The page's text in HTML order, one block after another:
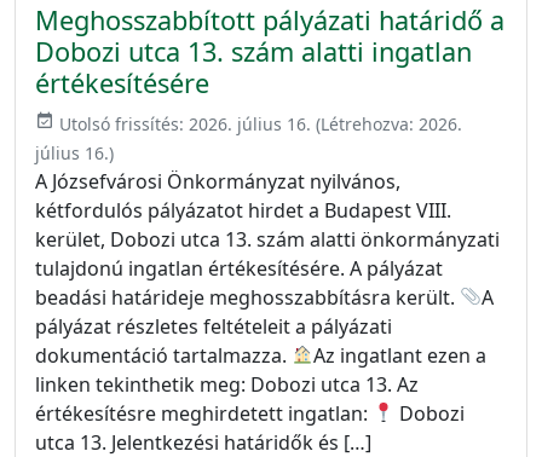
Meghosszabbított pályázati határidő a
Dobozi utca 13. szám alatti ingatlan
értékesítésére
event_available Utolsó frissítés: 2026. július 16. (Létrehozva: 2026.
július 16.)
A Józsefvárosi Önkormányzat nyilvános,
kétfordulós pályázatot hirdet a Budapest VIII.
kerület, Dobozi utca 13. szám alatti önkormányzati
tulajdonú ingatlan értékesítésére. A pályázat
beadási határideje meghosszabbításra került.
A
pályázat részletes feltételeit a pályázati
dokumentáció tartalmazza.
Az ingatlant ezen a
linken tekinthetik meg: Dobozi utca 13. Az
értékesítésre meghirdetett ingatlan:
Dobozi
utca 13. Jelentkezési határidők és […]